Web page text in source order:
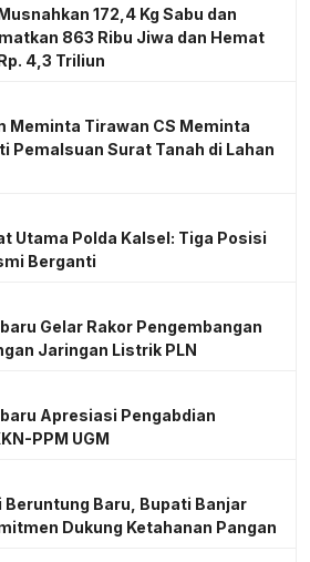
172,4 Kg Sabu dan
863 Ribu Jiwa dan Hemat
4,3 Triliun
Meminta Tirawan CS Meminta
Pemalsuan Surat Tanah di Lahan
Utama Polda Kalsel: Tiga Posisi
Berganti
Gelar Rakor Pengembangan
Jaringan Listrik PLN
Apresiasi Pengabdian
PPM UGM
Beruntung Baru, Bupati Banjar
Dukung Ketahanan Pangan